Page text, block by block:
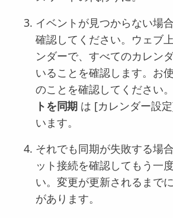
イベントが見つからない場
確認してください。ウェブ
ンダーで、すべてのカレン
いることを確認します。お
のことを確認してください。
トを同期 は [カレンダー設
います。
それでも同期が失敗する場
ット接続を確認してもう一
い。変更が更新されるまで
があります。